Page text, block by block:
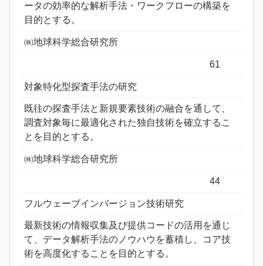
ータの効率的な解析手法・ワークフローの構築を
目的とする。
㈱地球科学総合研究所
61
対象特化型探査手法の研究
既往の探査手法と新規要素技術の融合を通して、
調査対象毎に最適化された独自技術を確立するこ
とを目的とする。
㈱地球科学総合研究所
44
フルウェーブインバージョン技術研究
最新技術の情報収集及び提供コードの活用を通じ
て、データ解析手法のノウハウを蓄積し、コア技
術を高度化することを目的とする。